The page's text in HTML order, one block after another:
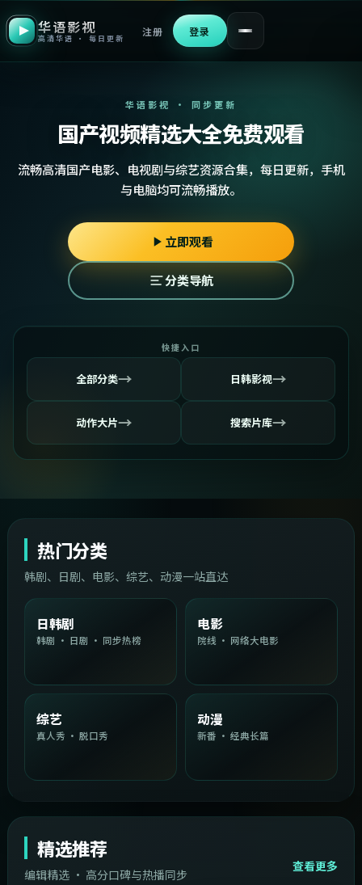
华语影视
高清华语 · 每日更新
注册 登录
华语影视 · 同步更新
国产视频精选大全免费观看
流畅高清国产电影、电视剧与综艺资源合集，每日更新，手机
与电脑均可流畅播放。
立即观看
分类导航
快捷入口
全部分类→ 日韩影视→
动作大片→ 搜索片库→
热门分类
韩剧、日剧、电影、综艺、动漫一站直达
日韩剧
韩剧 · 日剧 · 同步热榜
电影
院线 · 网络大电影
综艺
真人秀 · 脱口秀
动漫
新番 · 经典长篇
精选推荐
编辑精选 · 高分口碑与热播同步
查看更多
中国台湾 1:54:36 2:08:51